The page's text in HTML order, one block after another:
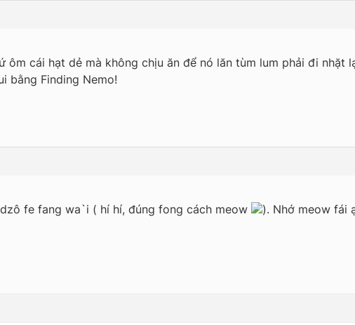
ôm cái hạt dẻ mà không chịu ăn để nó lăn tùm lum phải đi nhặt
bằng Finding Nemo!
fe fang wa`i ( hí hí, đúng fong cách meow ). Nhớ meow fái